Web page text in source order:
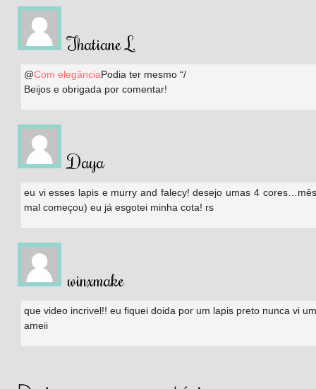
Thatiane L.
@Com elegânciaPodia ter mesmo “/
Beijos e obrigada por comentar!
Daya
eu vi esses lapis e murry and falecy! desejo umas 4
mal começou) eu já esgotei minha cota! rs
winxmake
que video incrivel!! eu fiquei doida por um lapis preto nunca vi
ameii